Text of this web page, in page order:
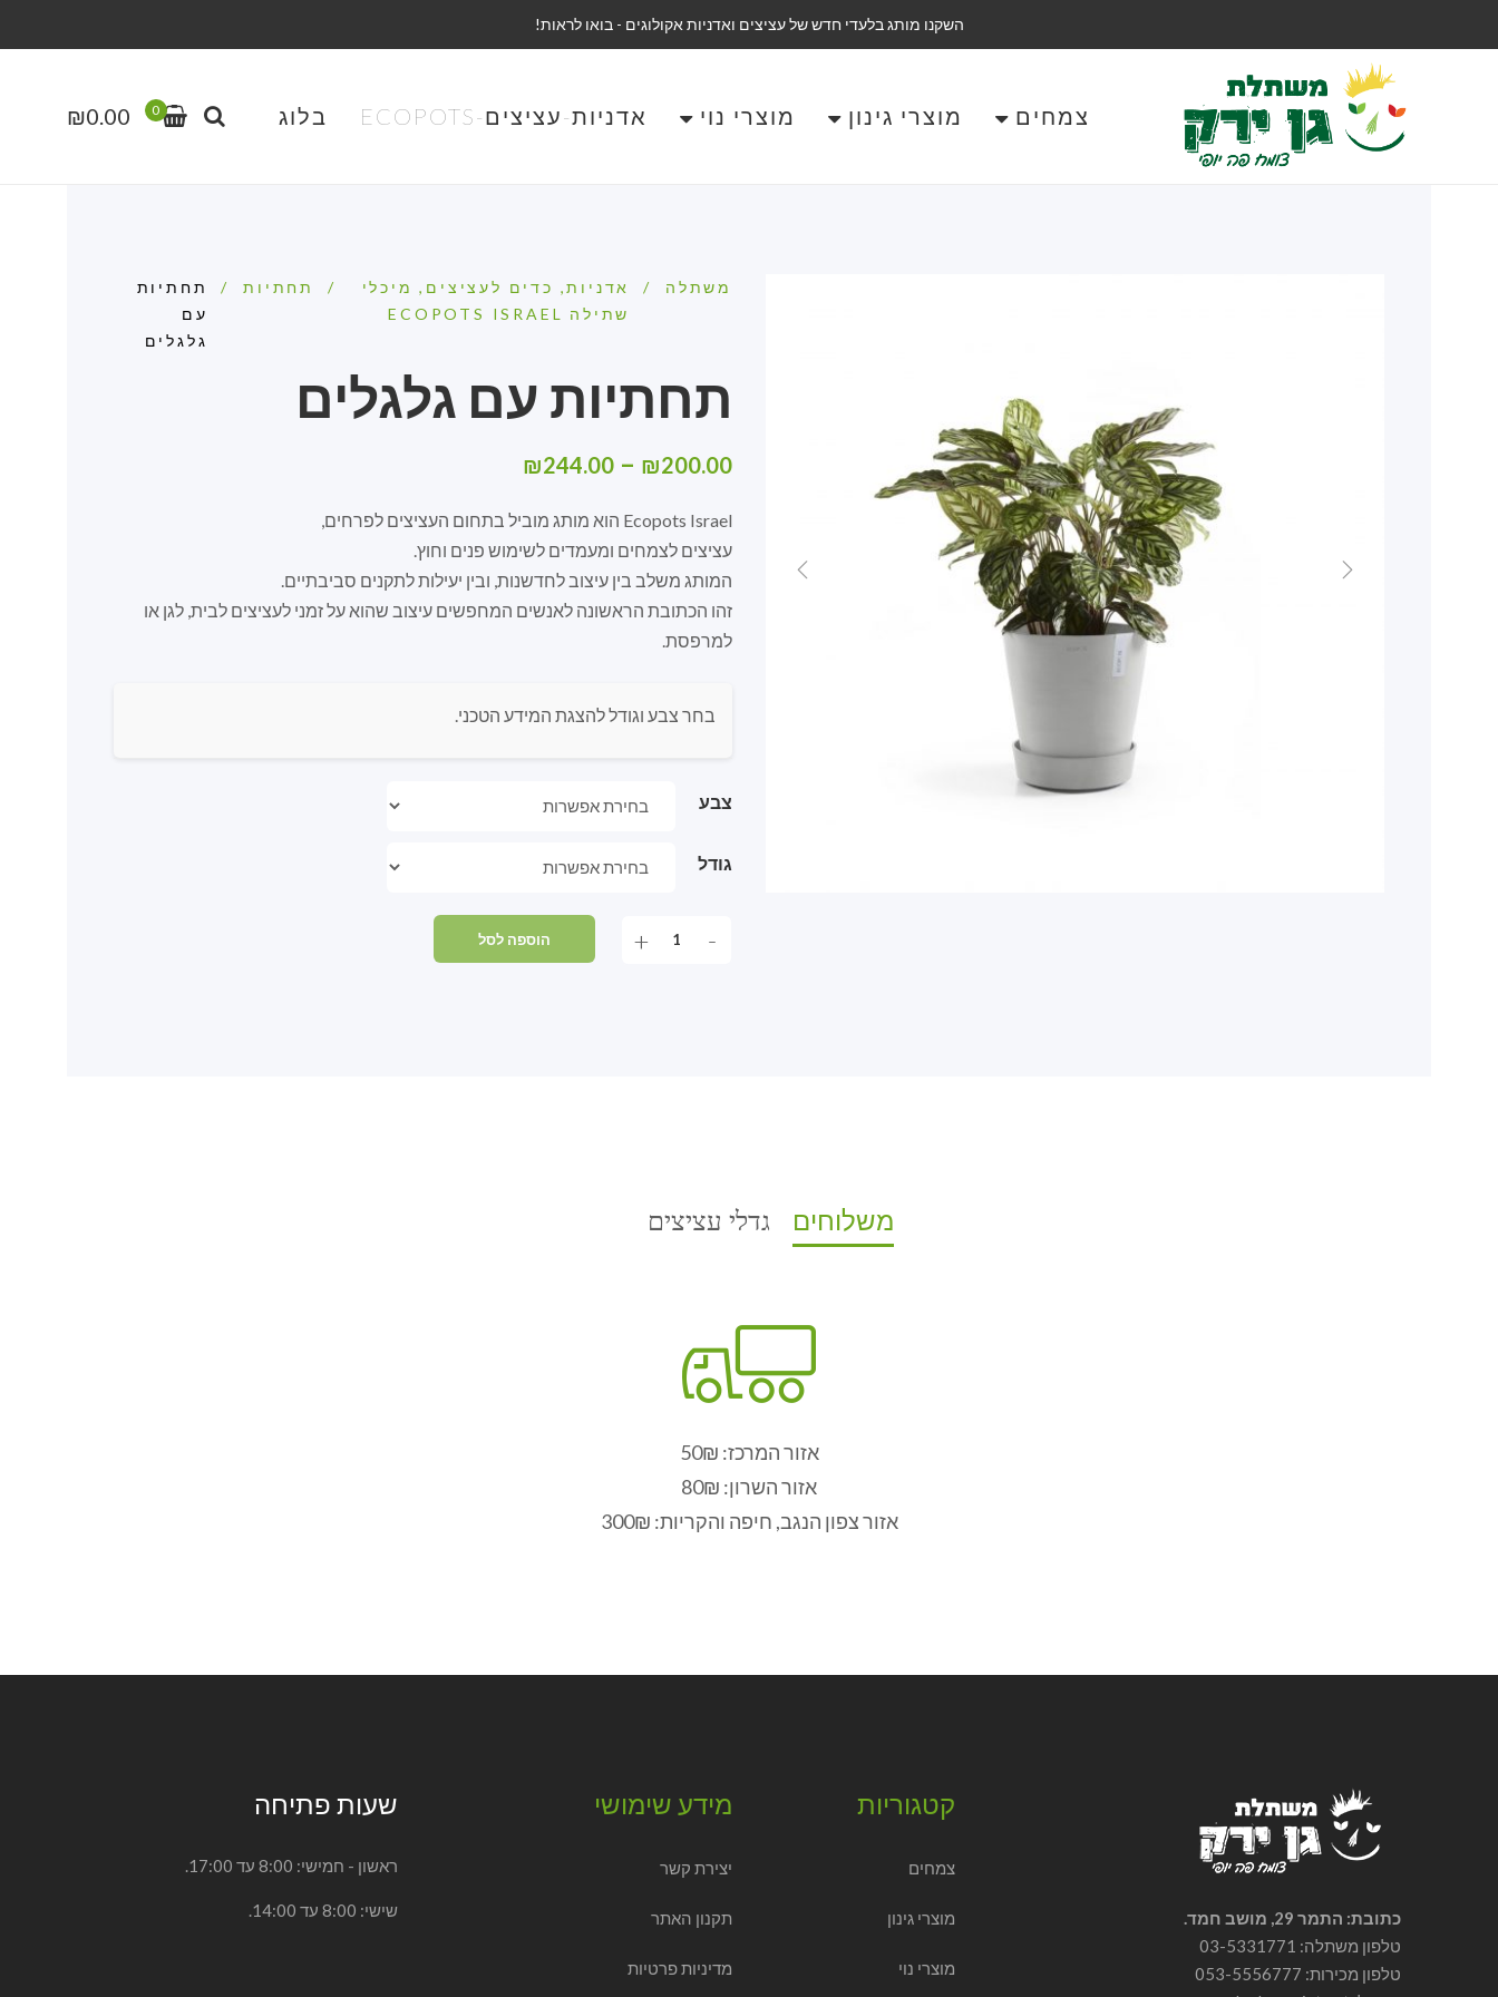
השקנו מותג בלעדי חדש של עציצים ואדניות אקולוגים - בואו לראות!
צמחים מוצרי גינון מוצרי נוי אדניות-עציצים-ECOPOTS בלוג 0
₪0.00
משתלה /
אדניות, כדים לעציצים, מיכלי
שתילה ECOPOTS ISRAEL
/ תחתיות /
תחתיות
עם
גלגלים
תחתיות עם גלגלים
₪200.00
–
₪244.00
Ecopots Israel הוא מותג מוביל בתחום העציצים לפרחים,
עציצים לצמחים ומעמדים לשימוש פנים וחוץ.
המותג משלב בין עיצוב לחדשנות, ובין יעילות לתקנים סביבתיים.
זהו הכתובת הראשונה לאנשים המחפשים עיצוב שהוא על זמני לעציצים לבית, לגן או
למרפסת.
בחר צבע וגודל להצגת המידע הטכני.
צבע
גודל
-
+ הוספה לסל
משלוחים גדלי עציצים
אזור המרכז: 50₪
אזור השרון: 80₪
אזור צפון הנגב, חיפה והקריות: 300₪
כתובת: התמר 29, מושב חמד.
טלפון משתלה: 03-5331771
טלפון מכירות: 053-5556777
קטגוריות
צמחים
מוצרי גינון
מוצרי נוי
מידע שימושי
יצירת קשר
תקנון האתר
מדיניות פרטיות
שעות פתיחה
ראשון - חמישי: 8:00 עד 17:00.
שישי: 8:00 עד 14:00.